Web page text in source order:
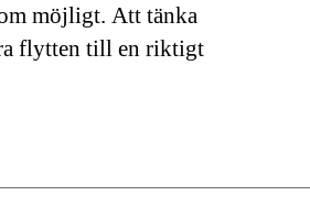
möjligt. Att tänka
flytten till en riktigt